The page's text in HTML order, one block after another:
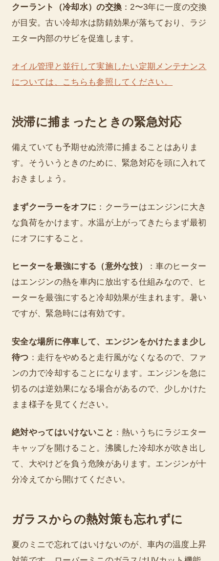
クーラント（冷却水）の交換 ：2〜3年に一度の交換
が目安。古い冷却水は防錆効果が落ちており、ラジ
エター内部のサビを促進します。
オイル管理と並行して実施したい定期メンテナンス
については、こちらも参照してください。
渋滞に捕まったときの緊急対応
備えていても予期せぬ渋滞に捕まることはありま
す。そういうときのために、緊急対応を頭に入れて
おきましょう。
まずクーラーをオフに ：クーラーはエンジンに大き
な負荷をかけます。水温が上がってきたらまず最初
にオフにすること。
ヒーターを最強にする（意外な技）
：車のヒーター
はエンジンの熱を車内に放出する仕組みなので、ヒ
ーターを最強にすると冷却効果が生まれます。暑い
ですが、緊急時には有効です。
安全な場所に停車して、エンジンをかけたまま少し
待つ ：走行をやめると走行風がなくなるので、ファ
ンの力で冷却することになります。エンジンを急に
切るのは逆効果になる場合があるので、少しかけた
まま様子を見てください。
絶対やってはいけないこと ：熱いうちにラジエター
キャップを開けること。沸騰した冷却水が吹き出し
て、大やけどを負う危険があります。エンジンが十
分冷えてから開けてください。
ガラスからの熱対策も忘れずに
夏のミニで忘れてはいけないのが、車内の温度上昇